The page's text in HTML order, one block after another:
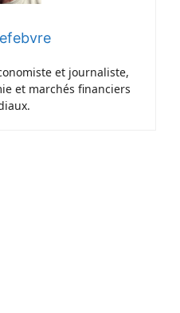
et journaliste,
et marchés financiers